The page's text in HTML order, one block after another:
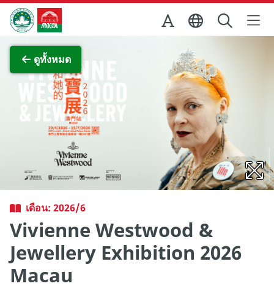
Skip to Main Content
สำนักงานการท่องเที่ยวของรัฐบาลมาเก๊า
ดูทั้งหมด
เดือน: 2026/6
Vivienne Westwood &
Jewellery Exhibition 2026
Macau